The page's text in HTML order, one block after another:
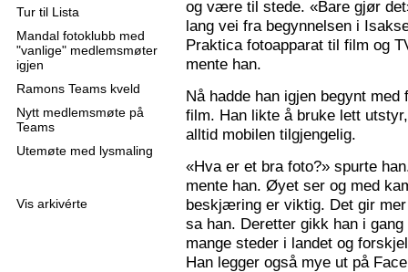
Tur til Lista
Mandal fotoklubb med
"vanlige" medlemsmøter
igjen
Ramons Teams kveld
Nytt medlemsmøte på
Teams
Utemøte med lysmaling
Vis arkivérte
og være til stede. «Bare gjør
lang vei fra begynnelsen i
Praktica fotoapparat til film og
mente han.
Nå hadde han igjen begynt
film. Han likte å bruke lett
alltid mobilen tilgjengelig.
«Hva er et bra foto?» spurte
mente han. Øyet ser og med
beskjæring er viktig. Det gir
sa han. Deretter gikk han i
mange steder i landet og
Han legger også mye ut på